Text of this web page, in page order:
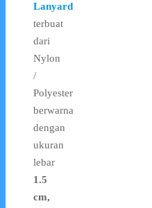
Lanyard
terbuat
dari
Nylon
/
Polyester
berwarna
dengan
ukuran
lebar
1.5
cm,